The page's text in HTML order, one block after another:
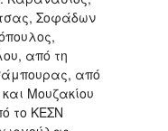
Σοφάδων
από τη
από
Μουζακίου
το ΚΕΣΝ